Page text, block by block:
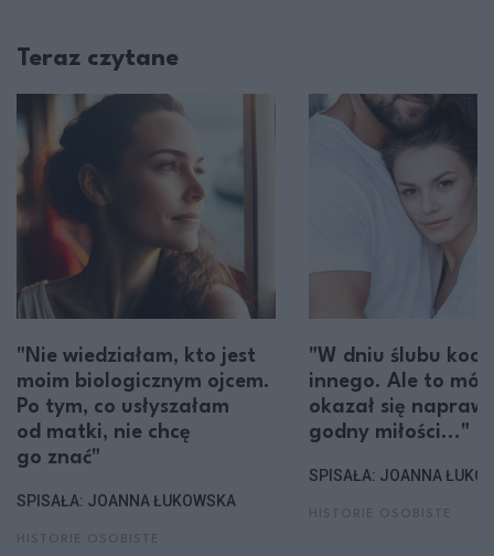
Teraz czytane
"Nie wiedziałam, kto jest
moim biologicznym ojcem.
Po tym, co usłyszałam
od matki, nie chcę
go znać"
SPISAŁA: JOANNA ŁUKOWSKA
"W dniu ślubu
innego. Ale to mój
okazał się
godny miłości..."
SPISAŁA: JOANNA